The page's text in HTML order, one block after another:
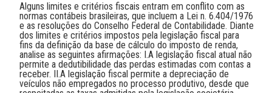
Alguns limites e critérios fiscais entram em conflito com as
normas contábeis brasileiras, que incluem a Lei n. 6.404/1976
e as resoluções do Conselho Federal de Contabilidade. Diante
dos limites e critérios impostos pela legislação fiscal para
fins da definição da base de cálculo do imposto de renda,
analise as seguintes afirmações: I.A legislação fiscal atual não
permite a dedutibilidade das perdas estimadas com contas a
receber. II.A legislação fiscal permite a depreciação de
veículos não empregados no processo produtivo, desde que